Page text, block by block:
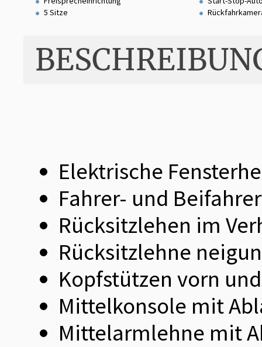
5 Sitze
Elektrische
Fahrer- und
Rücksitzlehen im
Rücksitzlehne
Kopfstützen vorn
Mittelkonsole mit
Mittelarmlehne mit